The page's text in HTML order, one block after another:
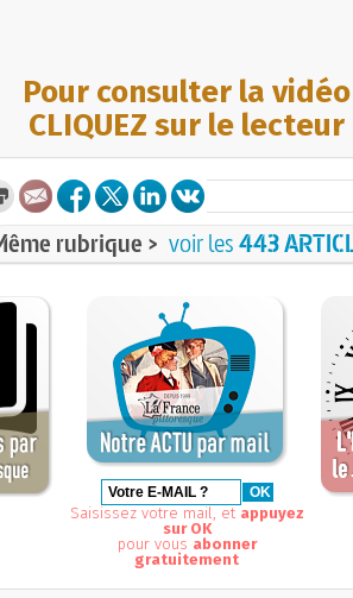
Pour consulter la vidéo
CLIQUEZ sur le lecteur
rubrique > voir les443
Saisissez votre mail, et appuyez
sur OK
pour vous abonner
gratuitement